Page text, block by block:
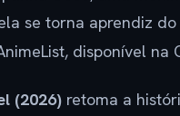
se torna aprendiz
disponível na
(2026) retoma a